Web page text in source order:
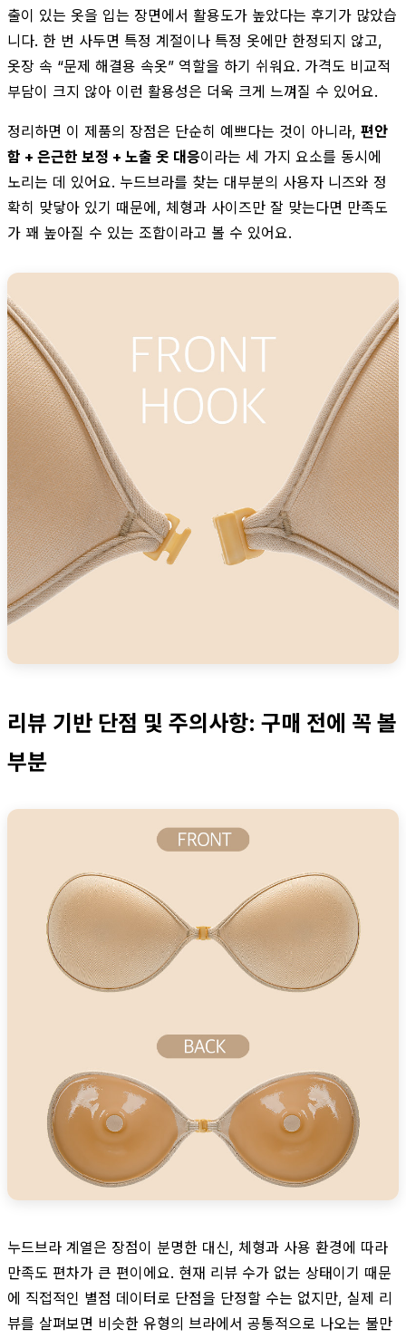
출이 있는 옷을 입는 장면에서 활용도가 높았다는 후기가 많았습
니다. 한 번 사두면 특정 계절이나 특정 옷에만 한정되지 않고,
옷장 속 “문제 해결용 속옷” 역할을 하기 쉬워요. 가격도 비교적
부담이 크지 않아 이런 활용성은 더욱 크게 느껴질 수 있어요.
정리하면 이 제품의 장점은 단순히 예쁘다는 것이 아니라, 편안
함 + 은근한 보정 + 노출 옷 대응이라는 세 가지 요소를 동시에
노리는 데 있어요. 누드브라를 찾는 대부분의 사용자 니즈와 정
확히 맞닿아 있기 때문에, 체형과 사이즈만 잘 맞는다면 만족도
가 꽤 높아질 수 있는 조합이라고 볼 수 있어요.
리뷰 기반 단점 및 주의사항: 구매 전에 꼭 볼
부분
누드브라 계열은 장점이 분명한 대신, 체형과 사용 환경에 따라
만족도 편차가 큰 편이에요. 현재 리뷰 수가 없는 상태이기 때문
에 직접적인 별점 데이터로 단점을 단정할 수는 없지만, 실제 리
뷰를 살펴보면 비슷한 유형의 브라에서 공통적으로 나오는 불만